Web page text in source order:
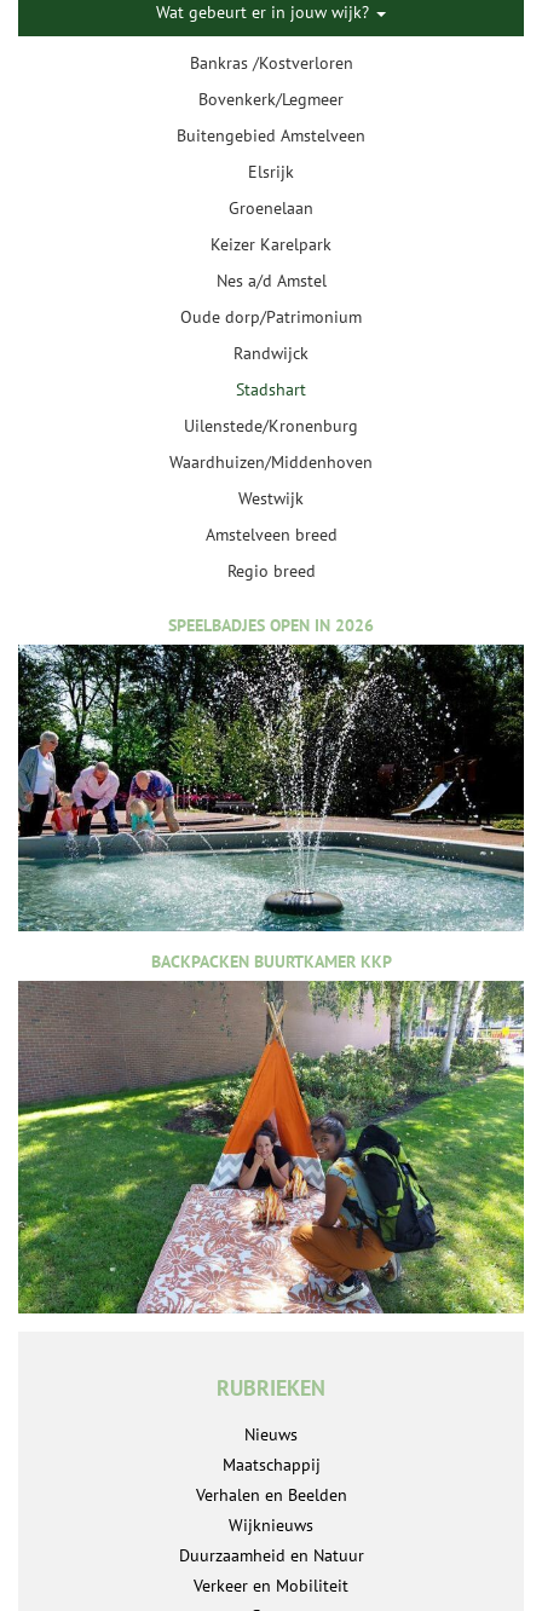
Wat gebeurt er in jouw wijk?
Bankras /Kostverloren
Bovenkerk/Legmeer
Buitengebied Amstelveen
Elsrijk
Groenelaan
Keizer Karelpark
Nes a/d Amstel
Oude dorp/Patrimonium
Randwijck
Stadshart
Uilenstede/Kronenburg
Waardhuizen/Middenhoven
Westwijk
Amstelveen breed
Regio breed
SPEELBADJES OPEN IN 2026
BACKPACKEN BUURTKAMER KKP
RUBRIEKEN
Nieuws
Maatschappij
Verhalen en Beelden
Wijknieuws
Duurzaamheid en Natuur
Verkeer en Mobiliteit